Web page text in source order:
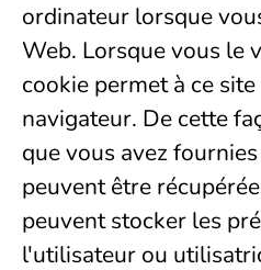
ordinateur lorsque
Web. Lorsque vous le
cookie permet à ce
navigateur. De cette
que vous avez
peuvent être
peuvent stocker les
l'utilisateur ou